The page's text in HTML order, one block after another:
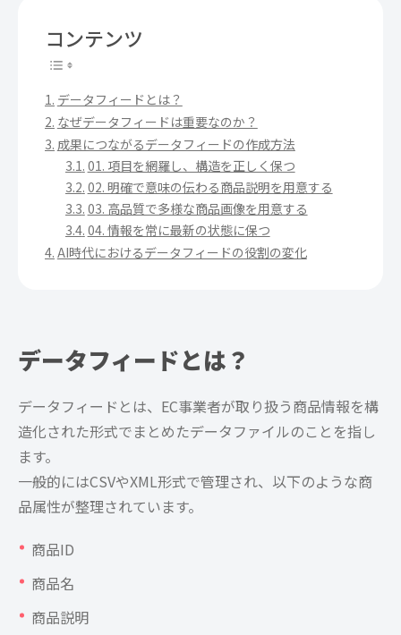
コンテンツ
データフィードとは？
なぜデータフィードは重要なのか？
成果につながるデータフィードの作成方法
01. 項目を網羅し、構造を正しく保つ
02. 明確で意味の伝わる商品説明を用意する
03. 高品質で多様な商品画像を用意する
04. 情報を常に最新の状態に保つ
AI時代におけるデータフィードの役割の変化
データフィードとは？
データフィードとは、EC事業者が取り扱う商品情報を構
造化された形式でまとめたデータファイルのことを指し
ます。
一般的にはCSVやXML形式で管理され、以下のような商
品属性が整理されています。
商品ID
商品名
商品説明